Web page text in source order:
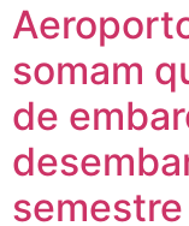
somam
de
semestre